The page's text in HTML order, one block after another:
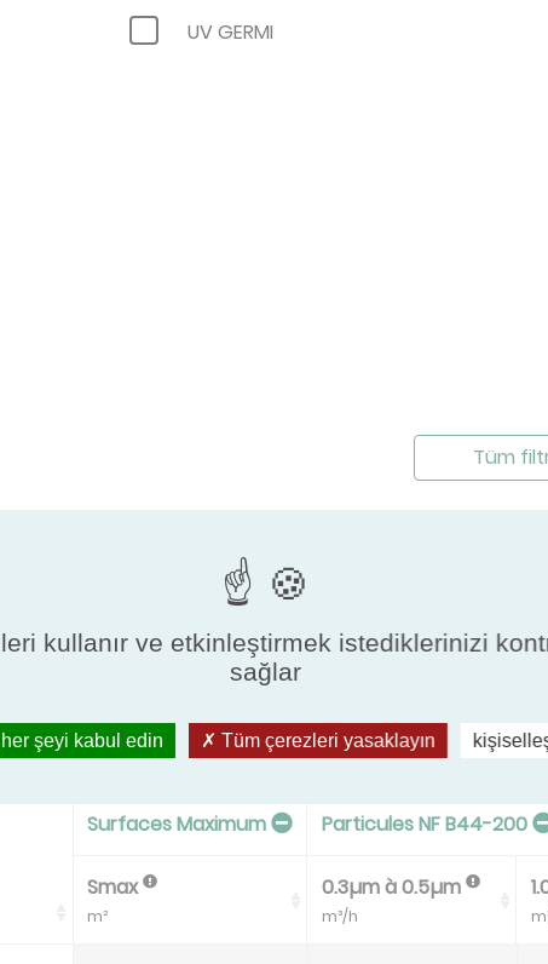
UV GERMI
Tüm
Dışa Aktar
Surfaces Maximum Particules NF B44-200
Smax
m²
0.3µm à 0.5µm
m³/h
kullanır ve etkinleştirmek istediklerinizi
sağlar
şeyi kabul edin Tüm çerezleri yasaklayın